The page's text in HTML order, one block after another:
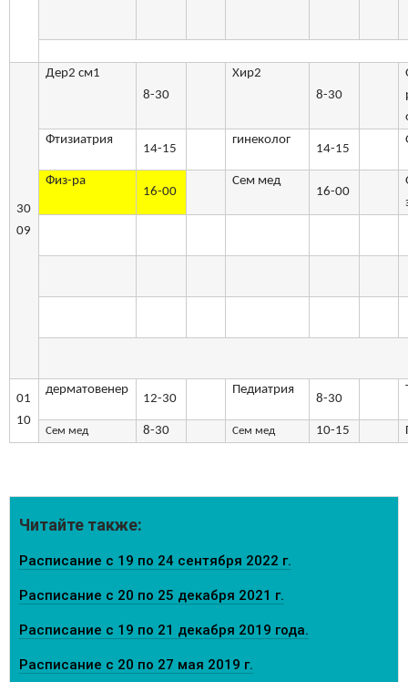
30
09
Дер2 см1
8-30
Хир2
8-30
Фтизиатрия
14-15
гинеколог
14-15
Физ-ра
16-00
Сем мед
16-00
01
10
дерматовенер
12-30
Педиатрия
8-30
Сем мед 8-30 Сем мед 10-15
Читайте также:
Расписание с 19 по 24 сентября 2022 г.
Расписание с 20 по 25 декабря 2021 г.
Расписание с 19 по 21 декабря 2019 года.
Расписание с 20 по 27 мая 2019 г.